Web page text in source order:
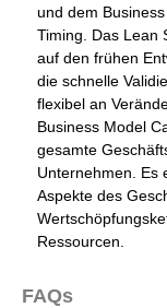
und dem
Timing. Das Lean
auf den frühen
die schnelle
flexibel an
Business Model
gesamte
Unternehmen. Es
Aspekte des
Ressourcen.
FAQs